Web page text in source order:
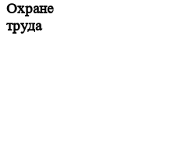
Охране
труда